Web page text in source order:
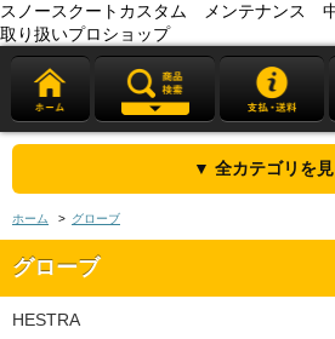
スノースクートカスタム メンテナンス
取り扱いプロショップ
▼ 全カテゴリを
ホーム > グローブ
グローブ
HESTRA